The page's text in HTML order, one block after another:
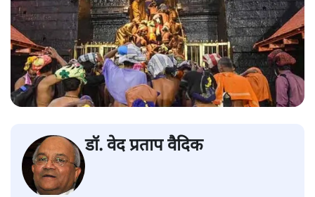
डॉ. वेद प्रताप वैदिक